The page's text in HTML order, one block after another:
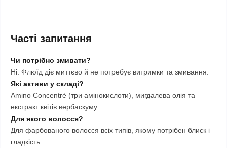
Часті запитання
Чи потрібно змивати?
Ні. Флюїд діє миттєво й не потребує витримки та змивання.
Які активи у складі?
Amino Concentré (три амінокислоти), мигдалева олія та
екстракт квітів вербаскуму.
Для якого волосся?
Для фарбованого волосся всіх типів, якому потрібен блиск і
гладкість.